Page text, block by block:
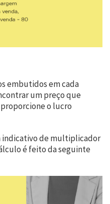
embutidos em cada
um preço que
o lucro
indicativo de multiplicador
é feito da seguinte